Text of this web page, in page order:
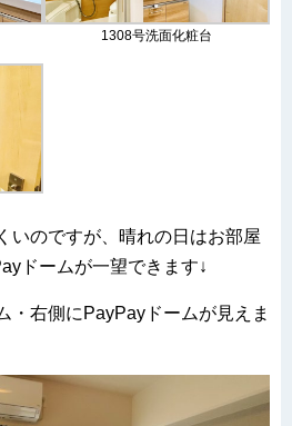
1308号洗面化粧台
いのですが、晴れの日はお部屋
ドームが一望できます↓
・右側にPayPayドームが見えま